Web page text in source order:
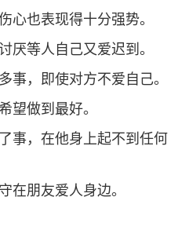
心也表现得十分强势。
厌等人自己又爱迟到。
事，即使对方不爱自己。
望做到最好。
事，在他身上起不到任何
在朋友爱人身边。